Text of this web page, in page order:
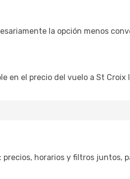
la opción menos
en el precio del vuelo a St Croix
precios, horarios y filtros juntos,